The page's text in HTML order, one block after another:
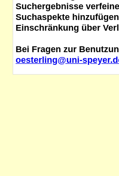
Suchergebnisse
Suchaspekte
Einschränkung über
Bei Fragen zur
oesterling@uni-